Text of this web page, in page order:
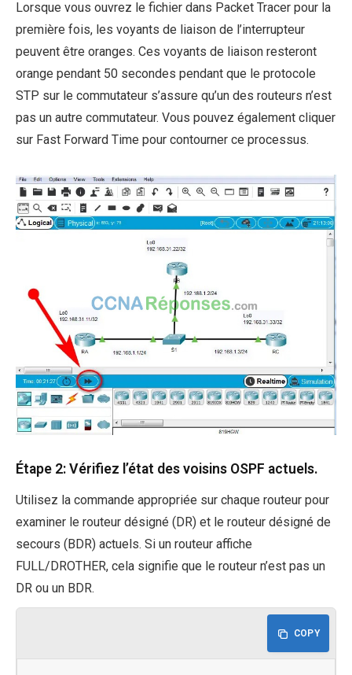
Lorsque vous ouvrez le fichier dans Packet Tracer pour la
première fois, les voyants de liaison de l’interrupteur
peuvent être oranges. Ces voyants de liaison resteront
orange pendant 50 secondes pendant que le protocole
STP sur le commutateur s’assure qu’un des routeurs n’est
pas un autre commutateur. Vous pouvez également cliquer
sur Fast Forward Time pour contourner ce processus.
Étape 2: Vérifiez l’état des voisins OSPF actuels.
Utilisez la commande appropriée sur chaque routeur pour
examiner le routeur désigné (DR) et le routeur désigné de
secours (BDR) actuels. Si un routeur affiche
FULL/DROTHER, cela signifie que le routeur n’est pas un
DR ou un BDR.
COPY